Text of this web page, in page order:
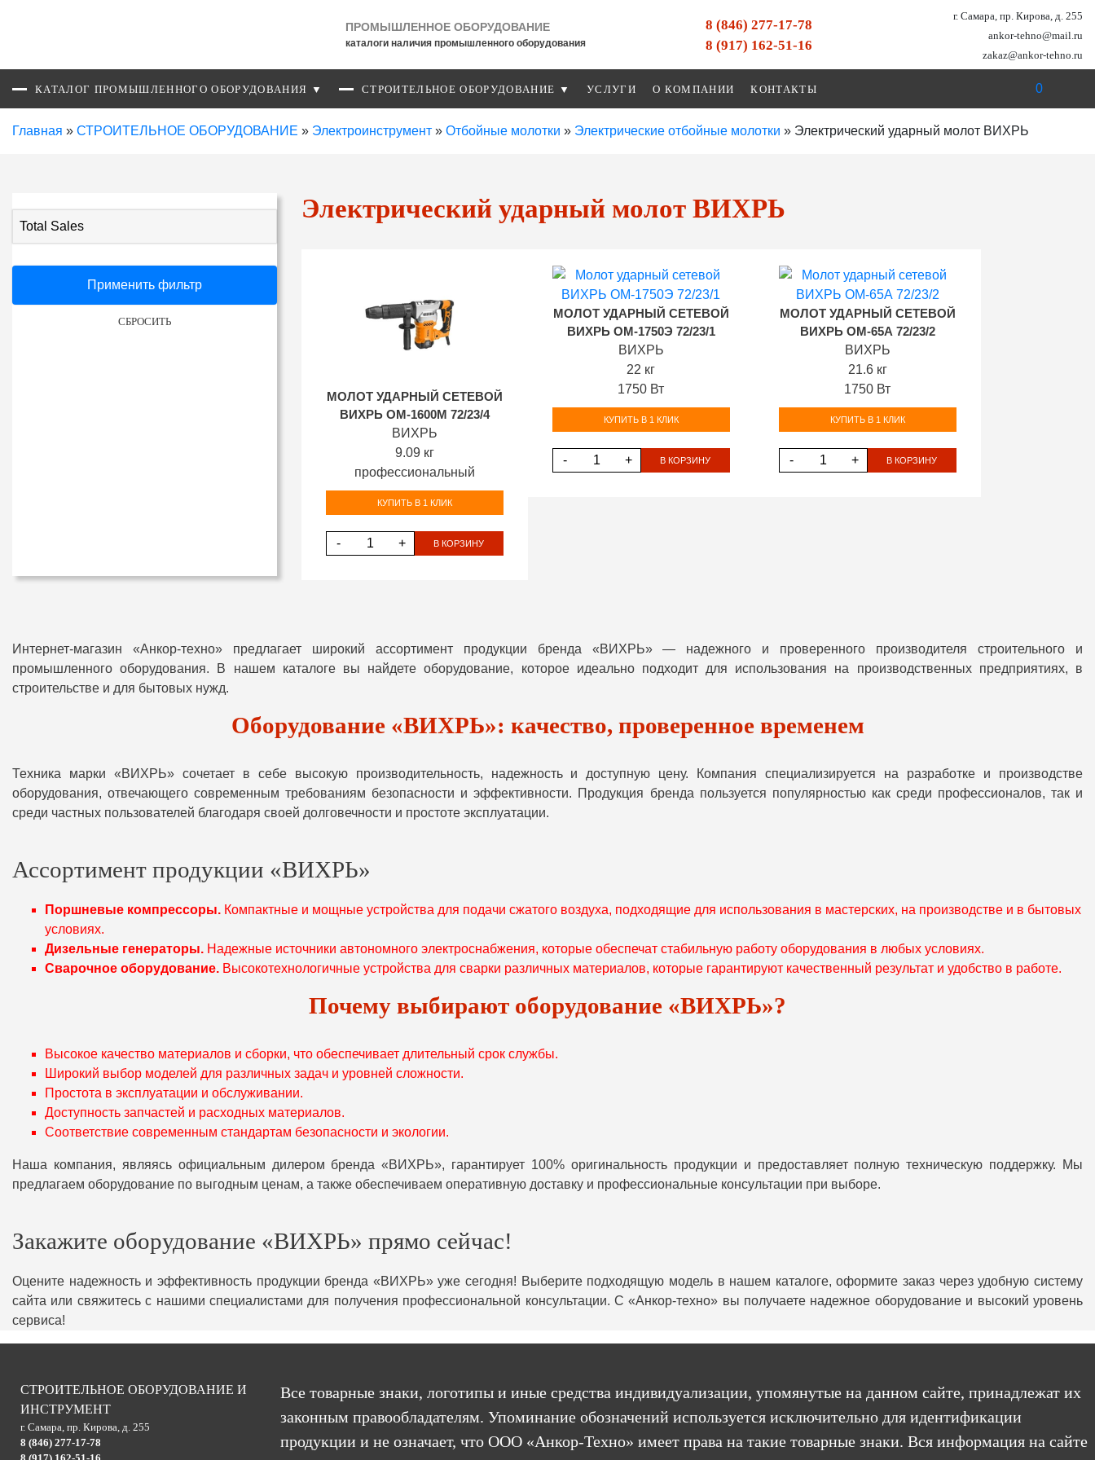
ПРОМЫШЛЕННОЕ ОБОРУДОВАНИЕ
каталоги наличия промышленного оборудования
8 (846) 277-17-78
8 (917) 162-51-16
г. Самара, пр. Кирова, д. 255
ankor-tehno@mail.ru
zakaz@ankor-tehno.ru
КАТАЛОГ ПРОМЫШЛЕННОГО ОБОРУДОВАНИЯ ▼ СТРОИТЕЛЬНОЕ ОБОРУДОВАНИЕ ▼ УСЛУГИ О КОМПАНИИ КОНТАКТЫ 0
Главная » СТРОИТЕЛЬНОЕ ОБОРУДОВАНИЕ » Электроинструмент » Отбойные молотки » Электрические отбойные молотки » Электрический ударный молот ВИХРЬ
Total Sales
Применить фильтр
СБРОСИТЬ
Электрический ударный молот ВИХРЬ
МОЛОТ УДАРНЫЙ СЕТЕВОЙ
ВИХРЬ ОМ-1600М 72/23/4
ВИХРЬ
9.09 кг
профессиональный
КУПИТЬ В 1 КЛИК
- + В КОРЗИНУ
МОЛОТ УДАРНЫЙ СЕТЕВОЙ
ВИХРЬ ОМ-1750Э 72/23/1
ВИХРЬ
22 кг
1750 Вт
КУПИТЬ В 1 КЛИК
- + В КОРЗИНУ
МОЛОТ УДАРНЫЙ СЕТЕВОЙ
ВИХРЬ ОМ-65А 72/23/2
ВИХРЬ
21.6 кг
1750 Вт
КУПИТЬ В 1 КЛИК
- + В КОРЗИНУ
Интернет-магазин «Анкор-техно» предлагает широкий ассортимент продукции бренда «ВИХРЬ» — надежного и проверенного производителя строительного и
промышленного оборудования. В нашем каталоге вы найдете оборудование, которое идеально подходит для использования на производственных предприятиях, в
строительстве и для бытовых нужд.
Оборудование «ВИХРЬ»: качество, проверенное временем
Техника марки «ВИХРЬ» сочетает в себе высокую производительность, надежность и доступную цену. Компания специализируется на разработке и производстве
оборудования, отвечающего современным требованиям безопасности и эффективности. Продукция бренда пользуется популярностью как среди профессионалов, так и
среди частных пользователей благодаря своей долговечности и простоте эксплуатации.
Ассортимент продукции «ВИХРЬ»
Поршневые компрессоры. Компактные и мощные устройства для подачи сжатого воздуха, подходящие для использования в мастерских, на производстве и в бытовых
условиях.
Дизельные генераторы. Надежные источники автономного электроснабжения, которые обеспечат стабильную работу оборудования в любых условиях.
Сварочное оборудование. Высокотехнологичные устройства для сварки различных материалов, которые гарантируют качественный результат и удобство в работе.
Почему выбирают оборудование «ВИХРЬ»?
Высокое качество материалов и сборки, что обеспечивает длительный срок службы.
Широкий выбор моделей для различных задач и уровней сложности.
Простота в эксплуатации и обслуживании.
Доступность запчастей и расходных материалов.
Соответствие современным стандартам безопасности и экологии.
Наша компания, являясь официальным дилером бренда «ВИХРЬ», гарантирует 100% оригинальность продукции и предоставляет полную техническую поддержку. Мы
предлагаем оборудование по выгодным ценам, а также обеспечиваем оперативную доставку и профессиональные консультации при выборе.
Закажите оборудование «ВИХРЬ» прямо сейчас!
Оцените надежность и эффективность продукции бренда «ВИХРЬ» уже сегодня! Выберите подходящую модель в нашем каталоге, оформите заказ через удобную систему
сайта или свяжитесь с нашими специалистами для получения профессиональной консультации. С «Анкор-техно» вы получаете надежное оборудование и высокий уровень
сервиса!
СТРОИТЕЛЬНОЕ ОБОРУДОВАНИЕ И
ИНСТРУМЕНТ
г. Самара, пр. Кирова, д. 255
8 (846) 277-17-78
Все товарные знаки, логотипы и иные средства индивидуализации, упомянутые на данном сайте, принадлежат их
законным правообладателям. Упоминание обозначений используется исключительно для идентификации
продукции и не означает, что ООО «Анкор-Техно» имеет права на такие товарные знаки. Вся информация на сайте